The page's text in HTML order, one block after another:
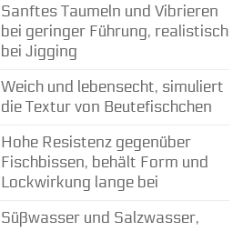
Sanftes Taumeln und Vibrieren
bei geringer Führung, realistisch
bei Jigging
Weich und lebensecht, simuliert
die Textur von Beutefischchen
Hohe Resistenz gegenüber
Fischbissen, behält Form und
Lockwirkung lange bei
Süßwasser und Salzwasser,